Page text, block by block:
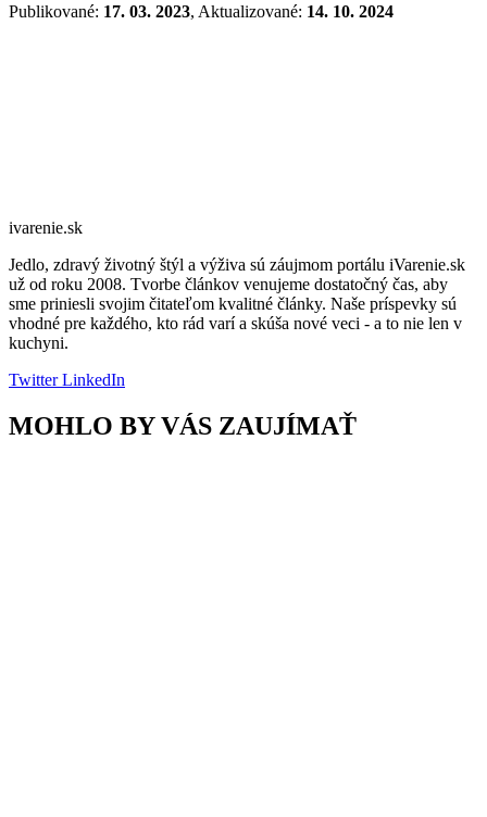
Publikované: 17. 03. 2023, Aktualizované: 14. 10. 2024
ivarenie.sk
Jedlo, zdravý životný štýl a výživa sú záujmom portálu iVarenie.sk
už od roku 2008. Tvorbe článkov venujeme dostatočný čas, aby
sme priniesli svojim čitateľom kvalitné články. Naše príspevky sú
vhodné pre každého, kto rád varí a skúša nové veci - a to nie len v
kuchyni.
TwitterLinkedIn
MOHLO BY VÁS ZAUJÍMAŤ